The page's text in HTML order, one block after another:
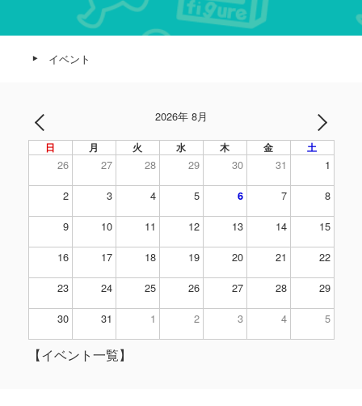
イベント
2026年 8月
日 月 火 水 木 金 土
26 27 28 29 30 31
1
2
3 4 5 6 7
8
9
10 11 12 13 14
15
16
17 18 19 20 21
22
23
24 25 26 27 28
29
30
31 1 2 3 4 5
【イベント一覧】